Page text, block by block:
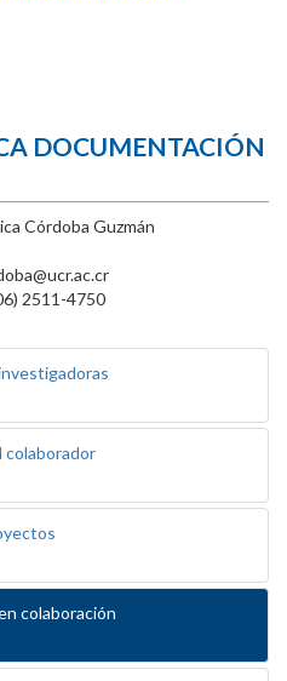
DOCUMENTACIÓN
Córdoba Guzmán
2511-4750
colaborador
colaboración